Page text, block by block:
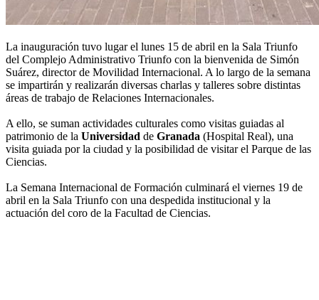
La inauguración tuvo lugar el lunes 15 de abril en la Sala Triunfo
del Complejo Administrativo Triunfo con la bienvenida de Simón
Suárez, director de Movilidad Internacional. A lo largo de la semana
se impartirán y realizarán diversas charlas y talleres sobre distintas
áreas de trabajo de Relaciones Internacionales.
A ello, se suman actividades culturales como visitas guiadas al
patrimonio de la Universidad de Granada (Hospital Real), una
visita guiada por la ciudad y la posibilidad de visitar el Parque de las
Ciencias.
La Semana Internacional de Formación culminará el viernes 19 de
abril en la Sala Triunfo con una despedida institucional y la
actuación del coro de la Facultad de Ciencias.